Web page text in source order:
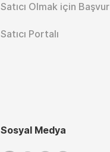
Satıcı Olmak için Başvur
Satıcı Portalı
Sosyal Medya